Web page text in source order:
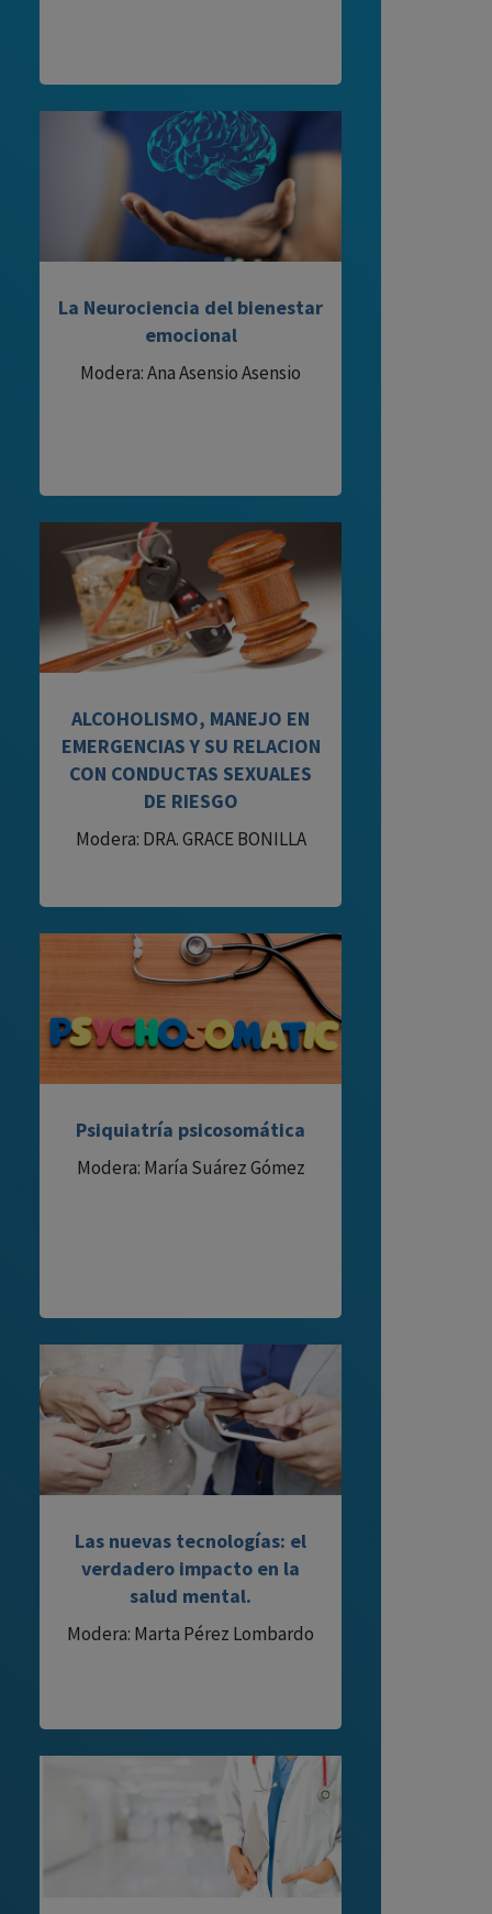
La Neurociencia del bienestar
emocional
Modera: Ana Asensio Asensio
ALCOHOLISMO, MANEJO EN
EMERGENCIAS Y SU RELACION
CON CONDUCTAS SEXUALES
DE RIESGO
Modera: DRA. GRACE BONILLA
Psiquiatría psicosomática
Modera: María Suárez Gómez
Las nuevas tecnologías: el
verdadero impacto en la
salud mental.
Modera: Marta Pérez Lombardo